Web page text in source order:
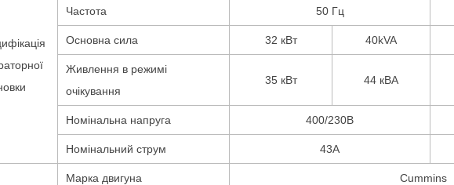
Частота 50 Гц
Основна сила 32 кВт 40kVA
Живлення в режимі
очікування
35 кВт 44 кВА
Номінальна напруга 400/230В
Номінальний струм 43А
Марка двигуна Cummins